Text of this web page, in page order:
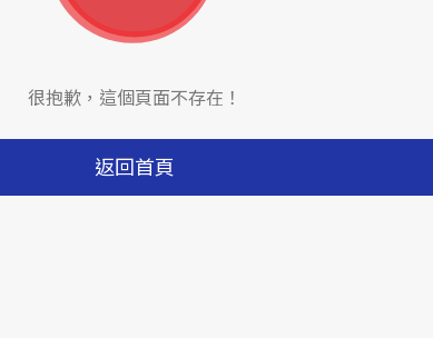
很抱歉，這個頁面不存在！
返回首頁